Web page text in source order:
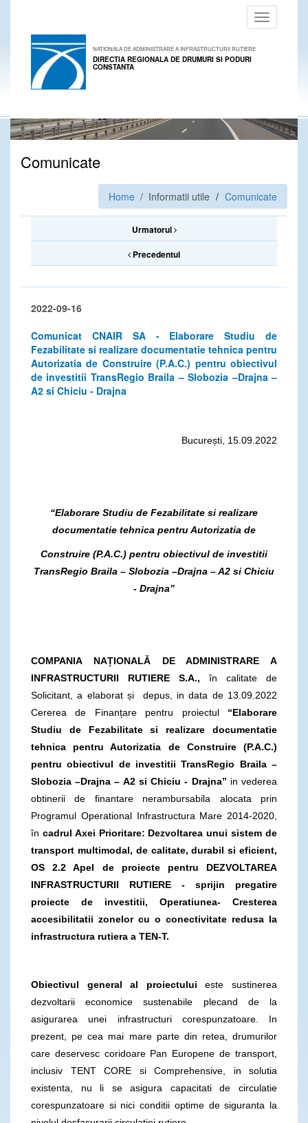
Toggle
navigation
NATIONALA DE ADMINISTRARE A INFRASTRUCTURII RUTIERE
DIRECTIA REGIONALA DE DRUMURI SI PODURI
CONSTANTA
Comunicate
Home / Informatii utile Comunicate
Urmatorul
Precedentul
2022-09-16
Comunicat CNAIR SA - Elaborare Studiu de
Fezabilitate si realizare documentatie tehnica pentru
Autorizatia de Construire (P.A.C.) pentru obiectivul
de investitii TransRegio Braila – Slobozia –Drajna –
A2 si Chiciu - Drajna
București, 15.09.2022
“Elaborare Studiu de Fezabilitate si realizare
documentatie tehnica pentru Autorizatia de
Construire (P.A.C.) pentru obiectivul de investitii
TransRegio Braila – Slobozia –Drajna – A2 si Chiciu
- Drajna”
COMPANIA NAȚIONALĂ DE ADMINISTRARE A
INFRASTRUCTURII RUTIERE S.A., în calitate de
Solicitant, a elaborat și depus, in data de 13.09.2022
Cererea de Finanțare pentru proiectul “Elaborare
Studiu de Fezabilitate si realizare documentatie
tehnica pentru Autorizatia de Construire (P.A.C.)
pentru obiectivul de investitii TransRegio Braila –
Slobozia –Drajna – A2 si Chiciu - Drajna” in vederea
obtinerii de finantare nerambursabila alocata prin
Programul Operational Infrastructura Mare 2014-2020,
în cadrul Axei Prioritare: Dezvoltarea unui sistem de
transport multimodal, de calitate, durabil si eficient,
OS 2.2 Apel de proiecte pentru DEZVOLTAREA
INFRASTRUCTURII RUTIERE - sprijin pregatire
proiecte de investitii, Operatiunea- Cresterea
accesibilitatii zonelor cu o conectivitate redusa la
infrastructura rutiera a TEN-T.
Obiectivul general al proiectului este sustinerea
dezvoltarii economice sustenabile plecand de la
asigurarea unei infrastructuri corespunzatoare. In
prezent, pe cea mai mare parte din retea, drumurilor
care deservesc coridoare Pan Europene de transport,
inclusiv TENT CORE si Comprehensive, in solutia
existenta, nu li se asigura capacitati de circulatie
corespunzatoare si nici conditii optime de siguranta la